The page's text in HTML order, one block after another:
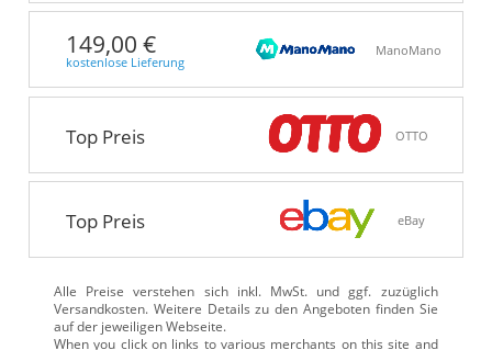
149,00 €
kostenlose Lieferung
ManoMano
Top Preis OTTO
Top Preis eBay
Alle Preise verstehen sich inkl. MwSt. und ggf. zuzüglich
Versandkosten. Weitere Details zu den Angeboten finden Sie
auf der jeweiligen Webseite.